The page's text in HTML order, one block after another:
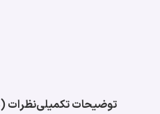
توضیحات تکمیلینظرات (0)